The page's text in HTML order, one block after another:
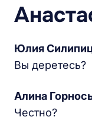
Юлия
Вы деретесь?
Алина
Честно?